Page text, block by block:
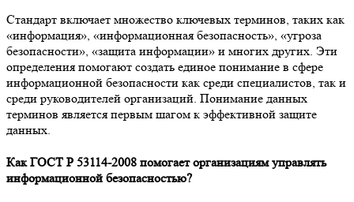
Стандарт включает множество ключевых терминов, таких как
«информация», «информационная безопасность», «угроза
безопасности», «защита информации» и многих других. Эти
определения помогают создать единое понимание в сфере
информационной безопасности как среди специалистов, так и
среди руководителей организаций. Понимание данных
терминов является первым шагом к эффективной защите
данных.
Как ГОСТ Р 53114-2008 помогает организациям управлять
информационной безопасностью?